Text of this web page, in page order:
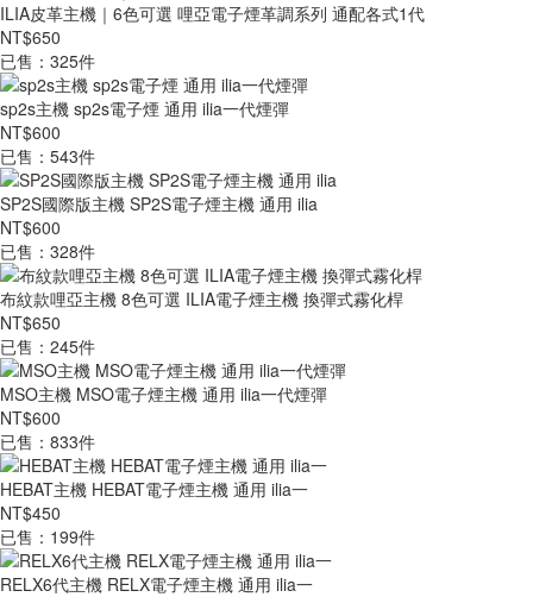
ILIA皮革主機｜6色可選 哩亞電子煙革調系列 通配各式1代
NT$650
已售：325件
sp2s主機 sp2s電子煙 通用 ilia一代煙彈
NT$600
已售：543件
SP2S國際版主機 SP2S電子煙主機 通用 ilia
NT$600
已售：328件
布紋款哩亞主機 8色可選 ILIA電子煙主機 換彈式霧化桿
NT$650
已售：245件
MSO主機 MSO電子煙主機 通用 ilia一代煙彈
NT$600
已售：833件
HEBAT主機 HEBAT電子煙主機 通用 ilia一
NT$450
已售：199件
RELX6代主機 RELX電子煙主機 通用 ilia一